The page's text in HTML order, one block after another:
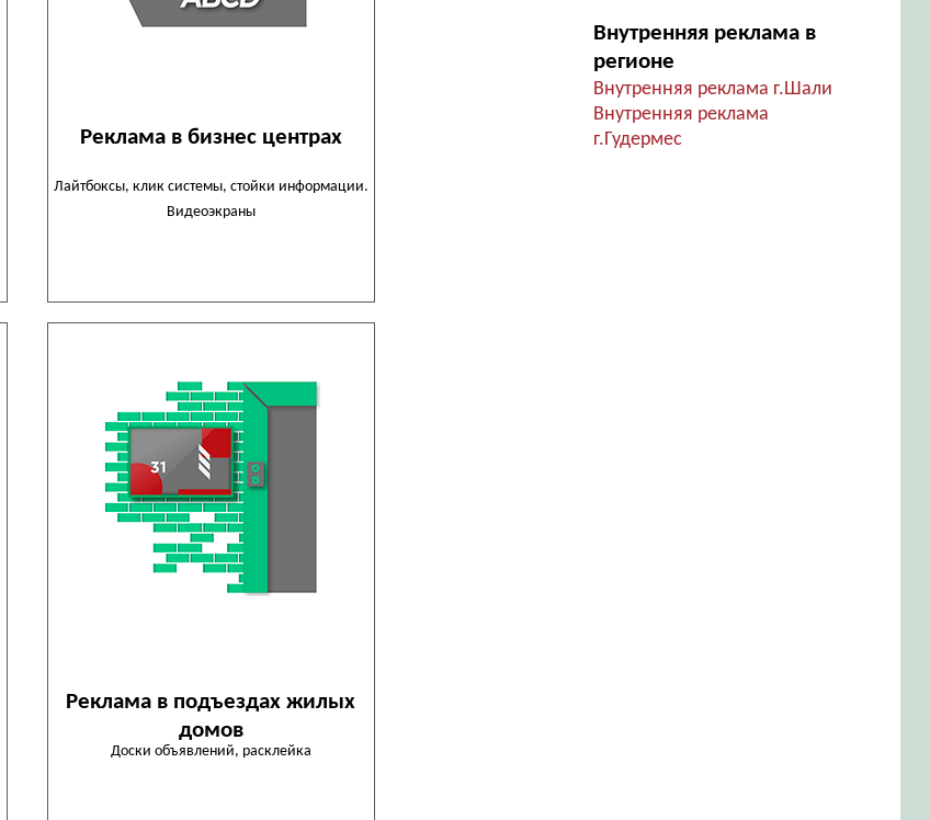
Реклама в бизнес центрах
Лайтбоксы, клик системы, стойки информации.
Видеоэкраны
Реклама в подъездах жилых
домов
Доски объявлений, расклейка
Внутренняя реклама в
регионе
Внутренняя реклама г.Шали
Внутренняя реклама
г.Гудермес